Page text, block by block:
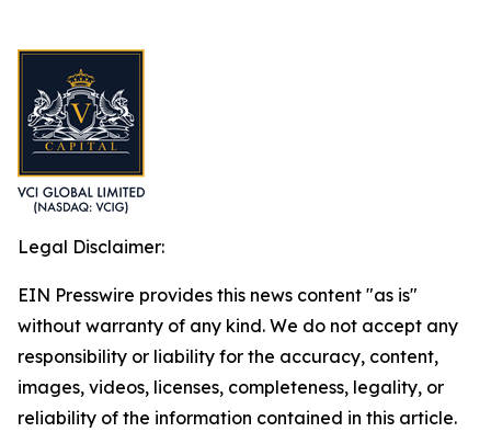
Legal Disclaimer:
EIN Presswire provides this news content "as is"
without warranty of any kind. We do not accept any
responsibility or liability for the accuracy, content,
images, videos, licenses, completeness, legality, or
reliability of the information contained in this article.